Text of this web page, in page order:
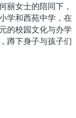
丽女士的陪同下，
学和西苑中学，在
的校园文化与办学
蹲下身子与孩子们